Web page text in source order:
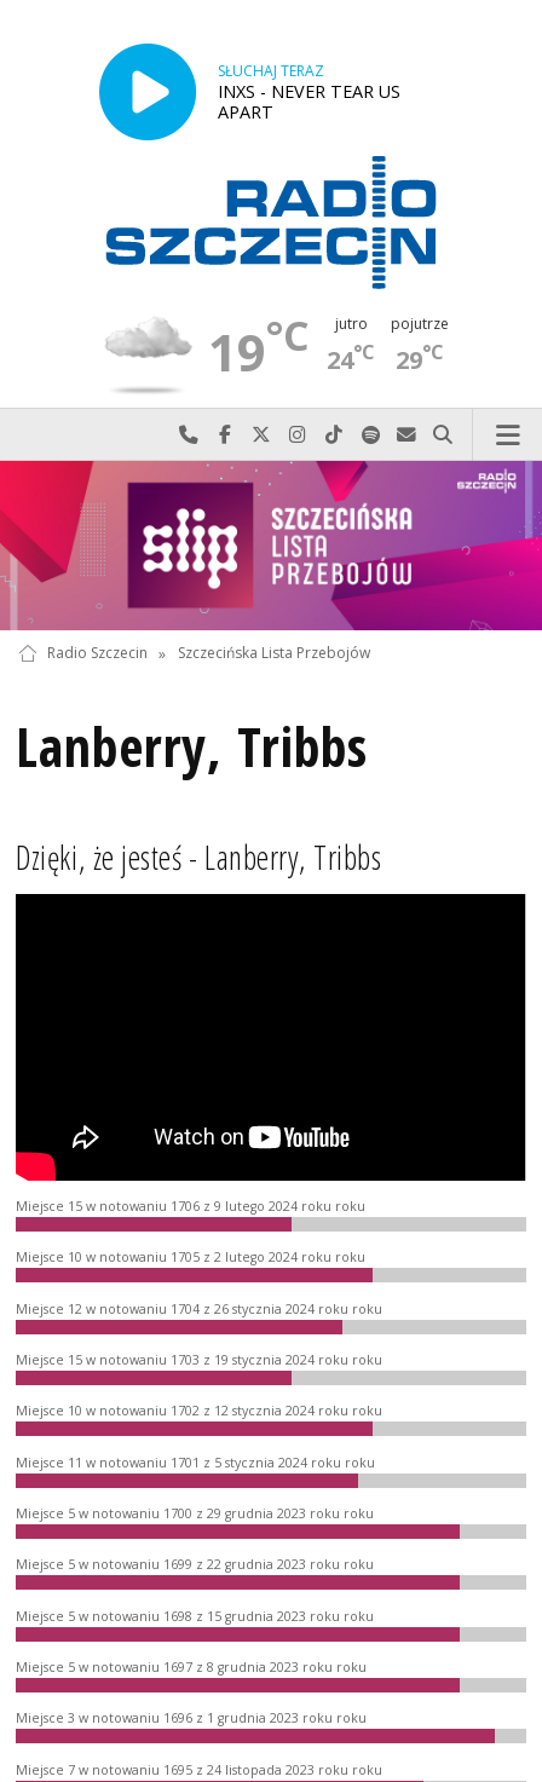
SŁUCHAJ TERAZ
INXS - NEVER TEAR US
APART
19°C jutro
24°C
pojutrze
29°C
Najlepiej po prostu do nas zadzwoń
Odwiedź nas na Facebook-u
Odwiedź nas na X
Odwiedź nas na Instagram-ie
Odwiedź nas na TikTok-u
Szukaj nas na Spotify
Wyślij do nas
Szukaj
Radio Szczecin » Szczecińska Lista Przebojów
Lanberry, Tribbs
Dzięki, że jesteś - Lanberry, Tribbs
Miejsce 15 w notowaniu 1706 z 9 lutego 2024 roku roku
Miejsce 10 w notowaniu 1705 z 2 lutego 2024 roku roku
Miejsce 12 w notowaniu 1704 z 26 stycznia 2024 roku roku
Miejsce 15 w notowaniu 1703 z 19 stycznia 2024 roku roku
Miejsce 10 w notowaniu 1702 z 12 stycznia 2024 roku roku
Miejsce 11 w notowaniu 1701 z 5 stycznia 2024 roku roku
Miejsce 5 w notowaniu 1700 z 29 grudnia 2023 roku roku
Miejsce 5 w notowaniu 1699 z 22 grudnia 2023 roku roku
Miejsce 5 w notowaniu 1698 z 15 grudnia 2023 roku roku
Miejsce 5 w notowaniu 1697 z 8 grudnia 2023 roku roku
Miejsce 3 w notowaniu 1696 z 1 grudnia 2023 roku roku
Miejsce 7 w notowaniu 1695 z 24 listopada 2023 roku roku